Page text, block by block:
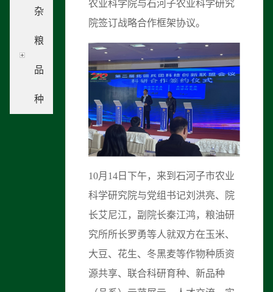
杂
粮
品
种
农业科学院与石河子农业科学研究
院签订战略合作框架协议。
10月14日下午，来到石河子市农业
科学研究院与党组书记刘洪亮、院
长艾尼江，副院长秦江鸿，粮油研
究所所长罗勇等人就双方在玉米、
大豆、花生、冬黑麦等作物种质资
源共享、联合科研育种、新品种